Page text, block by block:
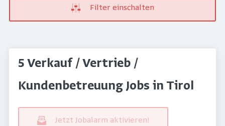
Filter einschalten
5 Verkauf / Vertrieb /
Kundenbetreuung Jobs in Tirol
Jetzt Jobalarm aktivieren!